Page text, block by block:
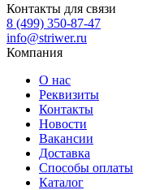
Контакты для связи
8 (499) 350-87-47
info@striwer.ru
Компания
О нас
Реквизиты
Контакты
Новости
Вакансии
Доставка
Способы оплаты
Каталог